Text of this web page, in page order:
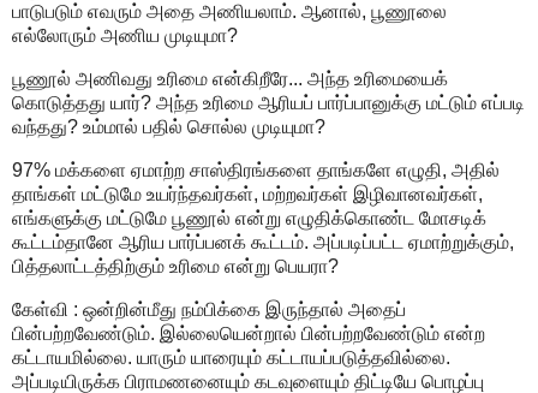
பாடுபடும் எவரும் அதை அணியலாம். ஆனால், பூணூலை
எல்லோரும் அணிய முடியுமா?
பூணூல் அணிவது உரிமை என்கிறீரே... அந்த உரிமையைக்
கொடுத்தது யார்? அந்த உரிமை ஆரியப் பார்ப்பானுக்கு மட்டும் எப்படி
வந்தது? உம்மால் பதில் சொல்ல முடியுமா?
97% மக்களை ஏமாற்ற சாஸ்திரங்களை தாங்களே எழுதி, அதில்
தாங்கள் மட்டுமே உயர்ந்தவர்கள், மற்றவர்கள் இழிவானவர்கள்,
எங்களுக்கு மட்டுமே பூணூல் என்று எழுதிக்கொண்ட மோசடிக்
கூட்டம்தானே ஆரிய பார்ப்பனக் கூட்டம். அப்படிப்பட்ட ஏமாற்றுக்கும்,
பித்தலாட்டத்திற்கும் உரிமை என்று பெயரா?
கேள்வி : ஒன்றின்மீது நம்பிக்கை இருந்தால் அதைப்
பின்பற்றவேண்டும். இல்லையென்றால் பின்பற்றவேண்டும் என்ற
கட்டாயமில்லை. யாரும் யாரையும் கட்டாயப்படுத்தவில்லை.
அப்படியிருக்க பிராமணனையும் கடவுளையும் திட்டியே பொழப்பு